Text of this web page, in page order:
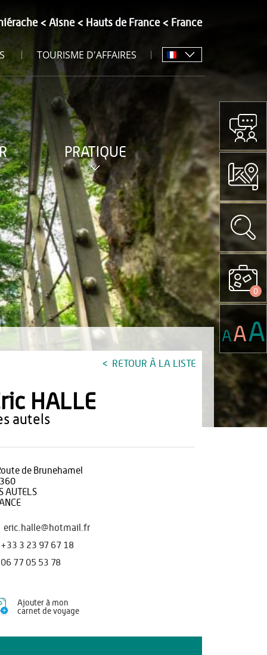
Aisne Hauts de France France
TOURISME D'AFFAIRES
PRATIQUE
RETOUR À LA LISTE
HALLE
autels
de Brunehamel
AUTELS
eric.halle@hotmail.fr
+33 3 23 97 67 18
06 77 05 53 78
Ajouter à mon
carnet de voyage
0
AAA